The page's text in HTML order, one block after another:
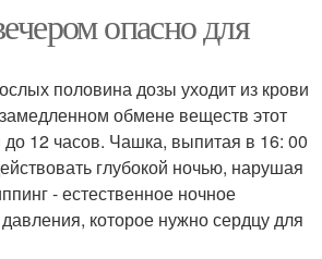
опасно для
половина дозы уходит из крови
обмене веществ этот
до 12 часов. Чашка, выпитая в 16: 00
глубокой ночью, нарушая
- естественное ночное
которое нужно сердцу для